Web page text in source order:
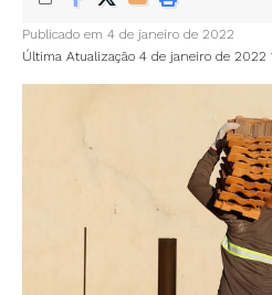
Última Atualização 4 de janeiro de 2022
Publicado em 4 de janeiro de 2022